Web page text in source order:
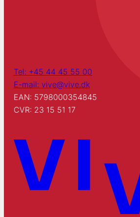
Tel: +45 44 45 55 00
E-mail: vive@vive.dk
EAN: 5798000354845
CVR: 23 15 51 17